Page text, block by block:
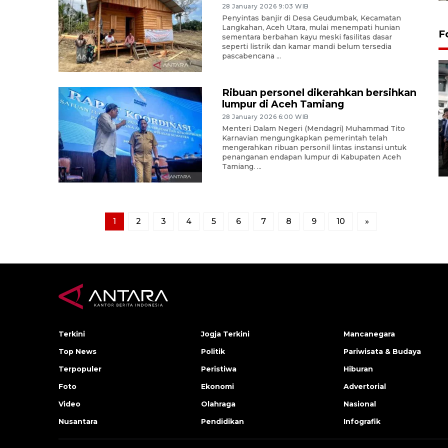
28 January 2026 9:03 WIB
Penyintas banjir di Desa Geudumbak, Kecamatan
Langkahan, Aceh Utara, mulai menempati hunian
sementara berbahan kayu meski fasilitas dasar
seperti listrik dan kamar mandi belum tersedia
pascabencana ...
Ribuan personel dikerahkan bersihkan
lumpur di Aceh Tamiang
28 January 2026 6:00 WIB
Menteri Dalam Negeri (Mendagri) Muhammad Tito
Karnavian mengungkapkan pemerintah telah
mengerahkan ribuan personil lintas instansi untuk
penanganan endapan lumpur di Kabupaten Aceh
Tamiang. ...
1 2 3 4 5 6 7 8 9 10 »
BPJS Kesehatan Yogyakarta
perkuat sinergi dengan
ANTARA Biro DIY
03 August 2026 17:24 WIB
Terkini
Top News
Terpopuler
Foto
Video
Nusantara
Jogja Terkini
Politik
Peristiwa
Ekonomi
Olahraga
Pendidikan
Mancanegara
Pariwisata & Budaya
Hiburan
Advertorial
Nasional
Infografik